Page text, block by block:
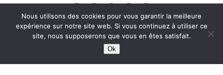
This site is protected bywp-copyrightpro.com
Nous utilisons des cookies pour vous garantir la meilleure
expérience sur notre site web. Si vous continuez à utiliser ce
site, nous supposerons que vous en êtes satisfait.
Ok